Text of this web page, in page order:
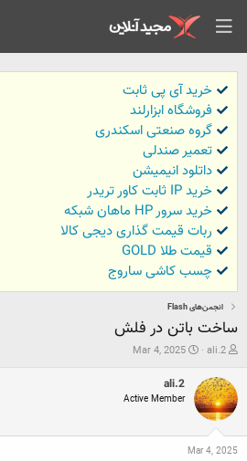
خرید آی پی ثابت
فروشگاه ابزارلند
گروه صنعتی اسکندری
تعمیر صندلی
داتلود انیمیشن
خرید IP ثابت کاور تریدر
خرید سرور HP ماهان شبکه
ربات قیمت گذاری دیجی کالا
قیمت طلا GOLD
چسب کاشی ساروج
انجمن‌های Flash
ساخت باتن در فلش
ش
و
ع
ک
ن
ن
د
ali.2
ت
ر
ی
خ
ر
Mar 4, 2025
ali.2
Active Member
Mar 4, 2025